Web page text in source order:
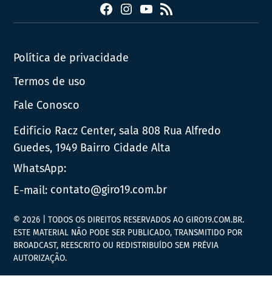
FacebookInstagram
YouTube
RSS
Política de privacidade
Termos de uso
Fale Conosco
Edifício Racz Center, sala 808 Rua Alfredo
Guedes, 1949 Bairro Cidade Alta
WhatsApp:
E-mail: contato@giro19.com.br
© 2026 | TODOS OS DIREITOS RESERVADOS AO GIRO19.COM.BR.
ESTE MATERIAL NÃO PODE SER PUBLICADO, TRANSMITIDO POR
BROADCAST, REESCRITO OU REDISTRIBUÍDO SEM PRÉVIA
AUTORIZAÇÃO.